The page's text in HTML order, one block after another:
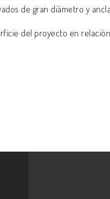
de gran diámetro y
del proyecto en